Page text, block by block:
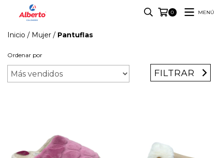
0 MENÚ
Inicio / Mujer / Pantuflas
Ordenar por
FILTRAR